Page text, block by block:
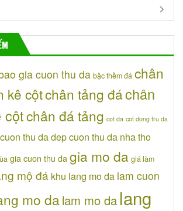
gia cuon thu da bậc thềm đá chân
kê cộtchân tảng đáchân
cộtchân đá tảng cot da cot dong tru da
cuon thu da depcuon thu da nha tho
gia cuon thu da gia mo da giá làm
mộ đá khu lang mo da lam cuon
mo dalam mo da lang